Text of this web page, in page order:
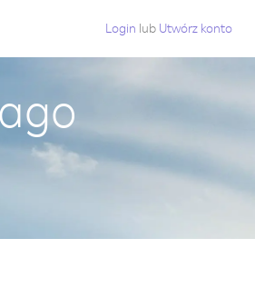
Login lub Utwórz konto